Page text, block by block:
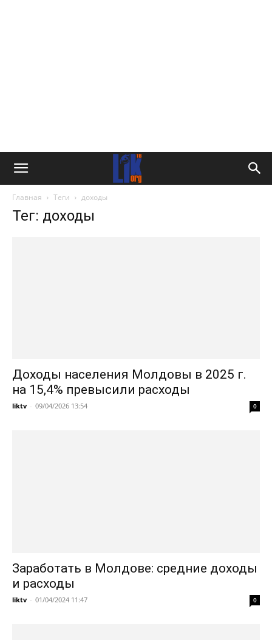
Главная Теги доходы
Тег: доходы
Доходы населения Молдовы в 2025 г.
на 15,4% превысили расходы
liktv - 09/04/2026 13:54 0
Заработать в Молдове: средние доходы
и расходы
liktv - 01/04/2024 11:47 0